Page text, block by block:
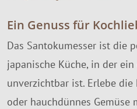
Ein Genuss für
Das Santokumesser ist die
japanische Küche, in der
unverzichtbar ist. Erlebe die
oder hauchdünnes Gemüse